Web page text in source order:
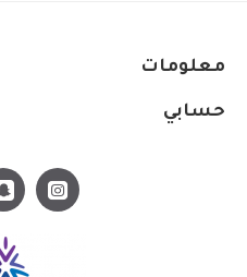
معلومات
حسابي